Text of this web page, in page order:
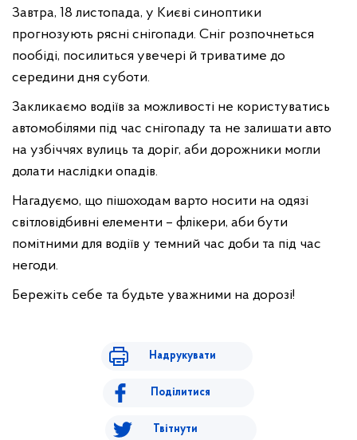
Завтра, 18 листопада, у Києві синоптики
прогнозують рясні снігопади. Сніг розпочнеться
пообіді, посилиться увечері й триватиме до
середини дня суботи.
Закликаємо водіїв за можливості не користуватись
автомобілями під час снігопаду та не залишати авто
на узбіччях вулиць та доріг, аби дорожники могли
долати наслідки опадів.
Нагадуємо, що пішоходам варто носити на одязі
світловідбивні елементи – флікери, аби бути
помітними для водіїв у темний час доби та під час
негоди.
Бережіть себе та будьте уважними на дорозі!
Надрукувати
Поділитися
Твітнути